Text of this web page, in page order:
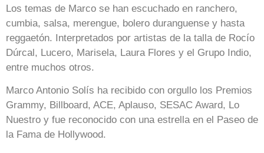
Los temas de Marco se han escuchado en ranchero,
cumbia, salsa, merengue, bolero duranguense y hasta
reggaetón. Interpretados por artistas de la talla de Rocío
Dúrcal, Lucero, Marisela, Laura Flores y el Grupo Indio,
entre muchos otros.
Marco Antonio Solís ha recibido con orgullo los Premios
Grammy, Billboard, ACE, Aplauso, SESAC Award, Lo
Nuestro y fue reconocido con una estrella en el Paseo de
la Fama de Hollywood.